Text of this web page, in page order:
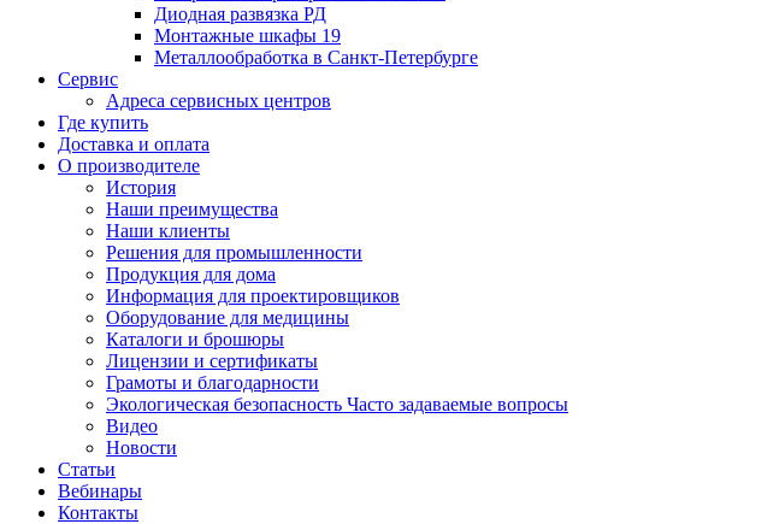
Диодная развязка РД
Монтажные шкафы 19
Металлообработка в Санкт-Петербурге
Сервис
Адреса сервисных центров
Где купить
Доставка и оплата
О производителе
История
Наши преимущества
Наши клиенты
Решения для промышленности
Продукция для дома
Информация для проектировщиков
Оборудование для медицины
Каталоги и брошюры
Лицензии и сертификаты
Грамоты и благодарности
Экологическая безопасность Часто задаваемые вопросы
Видео
Новости
Статьи
Вебинары
Контакты